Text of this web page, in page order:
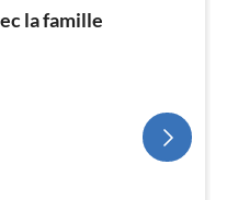
la famille